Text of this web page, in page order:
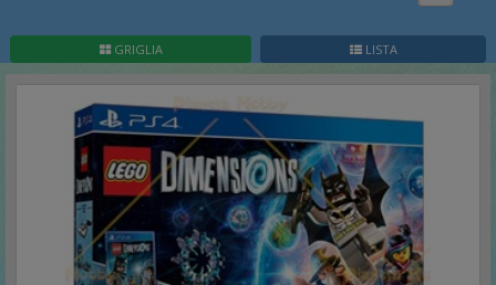
GRIGLIA LISTA